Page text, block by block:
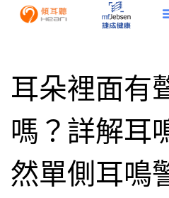
耳朵裡面有
嗎？詳解耳
然單側耳鳴